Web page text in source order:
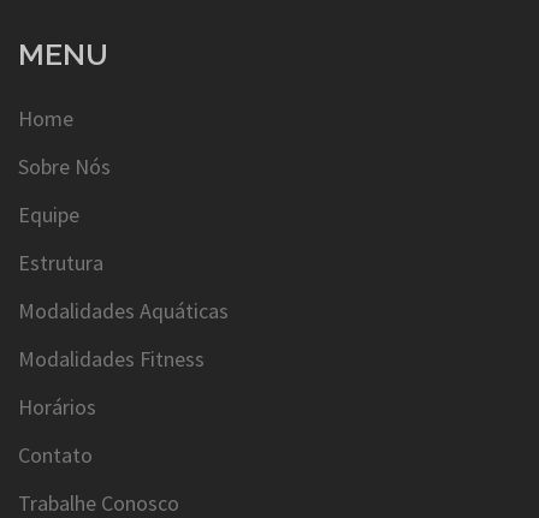
MENU
Home
Sobre Nós
Equipe
Estrutura
Modalidades Aquáticas
Modalidades Fitness
Horários
Contato
Trabalhe Conosco